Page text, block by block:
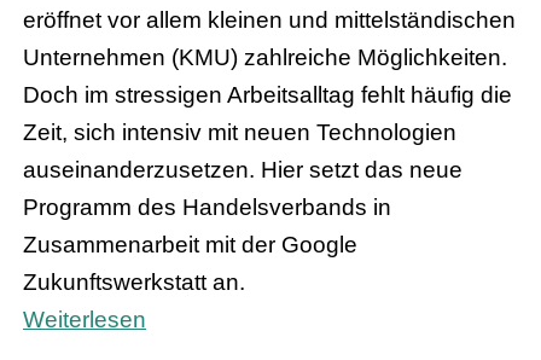
eröffnet vor allem kleinen und mittelständischen
Unternehmen (KMU) zahlreiche Möglichkeiten.
Doch im stressigen Arbeitsalltag fehlt häufig die
Zeit, sich intensiv mit neuen Technologien
auseinanderzusetzen. Hier setzt das neue
Programm des Handelsverbands in
Zusammenarbeit mit der Google
Zukunftswerkstatt an.
Weiterlesen